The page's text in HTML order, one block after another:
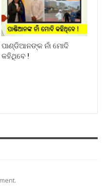
ପାଣ୍ଡିଆନଙ୍କ ନାଁ ମୋଦି
କହିଥିବେ !